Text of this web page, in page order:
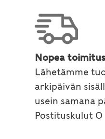
Nopea toimitus
Lähetämme
arkipäivän
usein samana
Postituskulut